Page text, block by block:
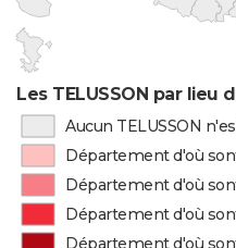
Les TELUSSON par lieu
Aucun TELUSSON
Département d'où
Département d'où
Département d'où
Département d'où